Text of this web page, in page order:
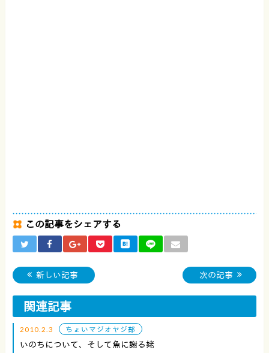
この記事をシェアする
新しい記事 次の記事
関連記事
2010.2.3 ちょいマジオヤジ部
いのちについて、そして魚に謝る姥